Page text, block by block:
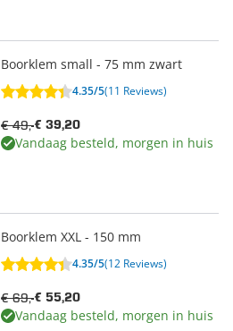
Boorklem small - 75 mm zwart
4.35/5(11 Reviews)
€ 39,20
€ 49,-
Vandaag besteld, morgen in huis
Boorklem XXL - 150 mm
4.35/5(12 Reviews)
€ 55,20
€ 69,-
Vandaag besteld, morgen in huis